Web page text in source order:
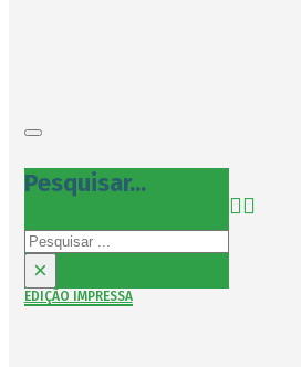
Pesquisar...
Pesquisar
×
EDIÇÃO IMPRESSA